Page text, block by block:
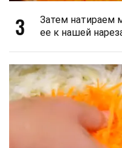
3
Затем натираем
ее к нашей